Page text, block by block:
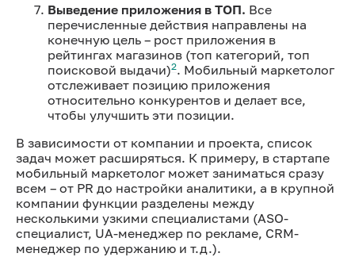
Выведение приложения в ТОП. Все
перечисленные действия направлены на
конечную цель – рост приложения в
рейтингах магазинов (топ категорий, топ
поисковой выдачи)2. Мобильный маркетолог
отслеживает позицию приложения
относительно конкурентов и делает все,
чтобы улучшить эти позиции.
В зависимости от компании и проекта, список
задач может расширяться. К примеру, в стартапе
мобильный маркетолог может заниматься сразу
всем – от PR до настройки аналитики, а в крупной
компании функции разделены между
несколькими узкими специалистами (ASO-
специалист, UA-менеджер по рекламе, CRM-
менеджер по удержанию и т.д.).